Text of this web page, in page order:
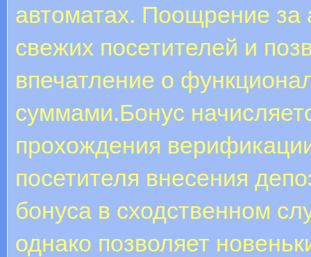
автоматах. Поощрение за
свежих посетителей и
впечатление о
суммами.Бонус
прохождения
посетителя внесения
бонуса в сходственном
однако позволяет